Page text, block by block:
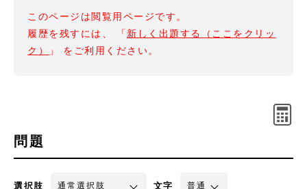
このページは閲覧用ページです。
履歴を残すには、 「 新しく出題する（ここをクリッ
ク）
」 をご利用ください。
問題
選択肢 文字